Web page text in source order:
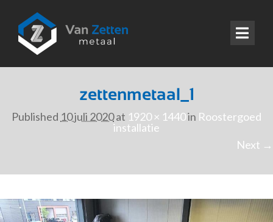
zettenmetaal_1
Published 10 juli 2020at 1920 × 1440in Roostergoed
installatie
Next →